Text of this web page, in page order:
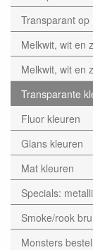
Transparant op
Melkwit, wit en
Melkwit, wit en
Transparante
Fluor kleuren
Glans kleuren
Mat kleuren
Specials:
Smoke/rook
Monsters